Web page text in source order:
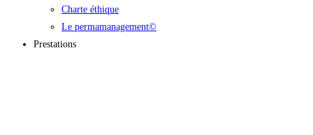
Charte éthique
Le permamanagement©
Prestations